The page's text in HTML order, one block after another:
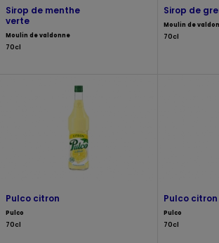
Sirop de menthe
verte
Moulin de valdonne
70cl
Sirop de
Moulin de
70cl
Pulco citron
Pulco
70cl
Pulco
Pulco
70cl